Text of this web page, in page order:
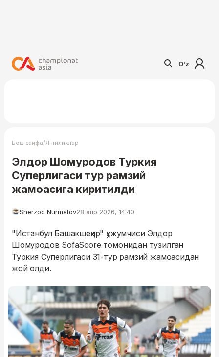
O'z
Бош саҳифа/Янгиликлар
Элдор Шомуродов Туркия
Суперлигаси тур рамзий
жамоасига киритилди
Sherzod Nurmatov28 апр 2026, 14:40
"Истанбул Башакшеҳир" ҳужумчиси Элдор
Шомуродов SofaScore томонидан тузилган
Туркия Суперлигаси 31-тур рамзий жамоасидан
жой олди.